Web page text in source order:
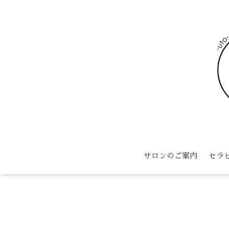
サロンのご案内 セラ